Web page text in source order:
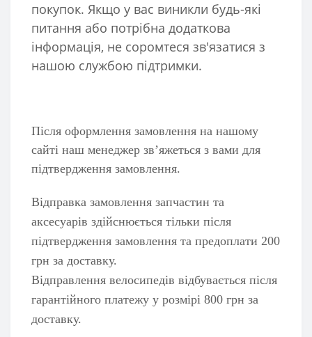
покупок. Якщо у вас виникли будь-які
питання або потрібна додаткова
інформація, не соромтеся зв'язатися з
нашою службою підтримки.
Після оформлення замовлення на нашому
сайті наш менеджер зв’яжеться з вами для
підтвердження замовлення.
Відправка замовлення запчастин та
аксесуарів здійснюється тільки після
підтвердження замовлення та предоплати 200
грн за доставку.
Відправлення велосипедів відбувається після
гарантійного платежу у розмірі 800 грн за
доставку.